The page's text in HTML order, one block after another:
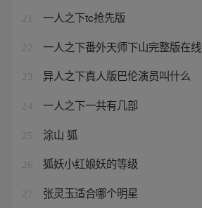
21 一人之下tc抢先版
22 一人之下番外天师下山完整版在线
23 异人之下真人版巴伦演员叫什么
24 一人之下一共有几部
25 涂山 狐
26 狐妖小红娘妖的等级
27 张灵玉适合哪个明星